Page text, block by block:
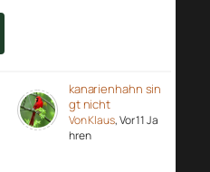
kanarienhahn sin
gt nicht
Von Klaus, Vor 11 Ja
hren